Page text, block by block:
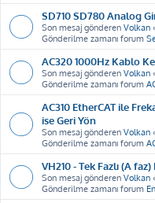
SD710 SD780 Analog
Son mesaj gönderen Volkan
Gönderilme zamanı forum
AC320 1000Hz Kablo
Son mesaj gönderen Volkan
Gönderilme zamanı forum
AC310 EtherCAT ile
ise Geri Yön
Son mesaj gönderen Volkan
Gönderilme zamanı forum
VH210 - Tek Fazlı (A
Son mesaj gönderen Volkan
Gönderilme zamanı forum